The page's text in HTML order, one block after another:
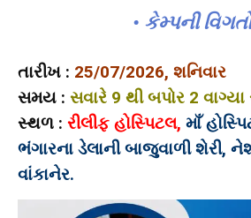
• કેમ્પની
તારીખ : 25/07/2026, શનિવાર
સમય : સવારે 9 થી બપોર 2
સ્થળ : રીલીફ હોસ્પિટલ, માઁ
ભંગારના ડેલાની બાજુવાળી શેરી,
વાંકાનેર.